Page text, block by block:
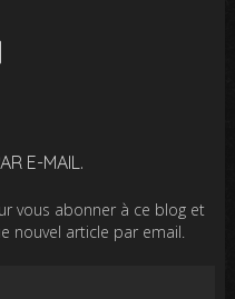
E-MAIL.
vous abonner à ce blog et
nouvel article par email.